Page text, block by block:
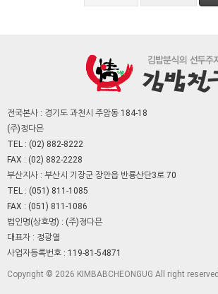
전국본사 : 경기도 과천시 주암동 184-18
(주)정다믄
TEL : (02) 882-8222
FAX : (02) 882-2228
부산지사 : 부산시 기장군 장안읍 반룡산단3로 70
TEL : (051) 811-1085
FAX : (051) 811-1086
법인명(상호명) : (주)정다믄
대표자 : 정광열
사업자등록번호 : 119-81-54871
Copyright © 2026 KIMBABCHEONGUG All right